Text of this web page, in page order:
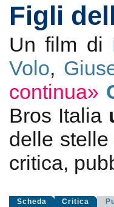
Figli
Un film di
Volo,
continua»
Bros Italia
delle stelle
critica,
Scheda Critica